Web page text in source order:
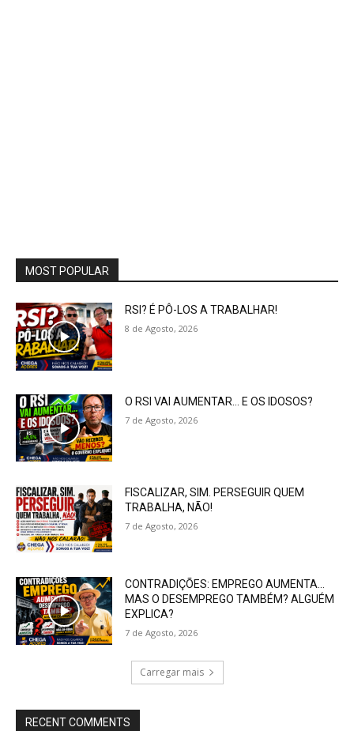
MOST POPULAR
RSI? É PÔ-LOS A TRABALHAR!
8 de Agosto, 2026
O RSI VAI AUMENTAR… E OS IDOSOS?
7 de Agosto, 2026
FISCALIZAR, SIM. PERSEGUIR QUEM
TRABALHA, NÃO!
7 de Agosto, 2026
CONTRADIÇÕES: EMPREGO AUMENTA…
MAS O DESEMPREGO TAMBÉM? ALGUÉM
EXPLICA?
7 de Agosto, 2026
Carregar mais
RECENT COMMENTS